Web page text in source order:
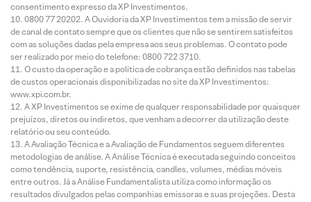
consentimento expresso da XP Investimentos.
0800 77 20202. A Ouvidoria da XP Investimentos tem a missão de servir
de canal de contato sempre que os clientes que não se sentirem satisfeitos
com as soluções dadas pela empresa aos seus problemas. O contato pode
ser realizado por meio do telefone: 0800 722 3710.
O custo da operação e a política de cobrança estão definidos nas tabelas
de custos operacionais disponibilizadas no site da XP Investimentos:
www.xpi.com.br.
A XP Investimentos se exime de qualquer responsabilidade por quaisquer
prejuízos, diretos ou indiretos, que venham a decorrer da utilização deste
relatório ou seu conteúdo.
A Avaliação Técnica e a Avaliação de Fundamentos seguem diferentes
metodologias de análise. A Análise Técnica é executada seguindo conceitos
como tendência, suporte, resistência, candles, volumes, médias móveis
entre outros. Já a Análise Fundamentalista utiliza como informação os
resultados divulgados pelas companhias emissoras e suas projeções. Desta